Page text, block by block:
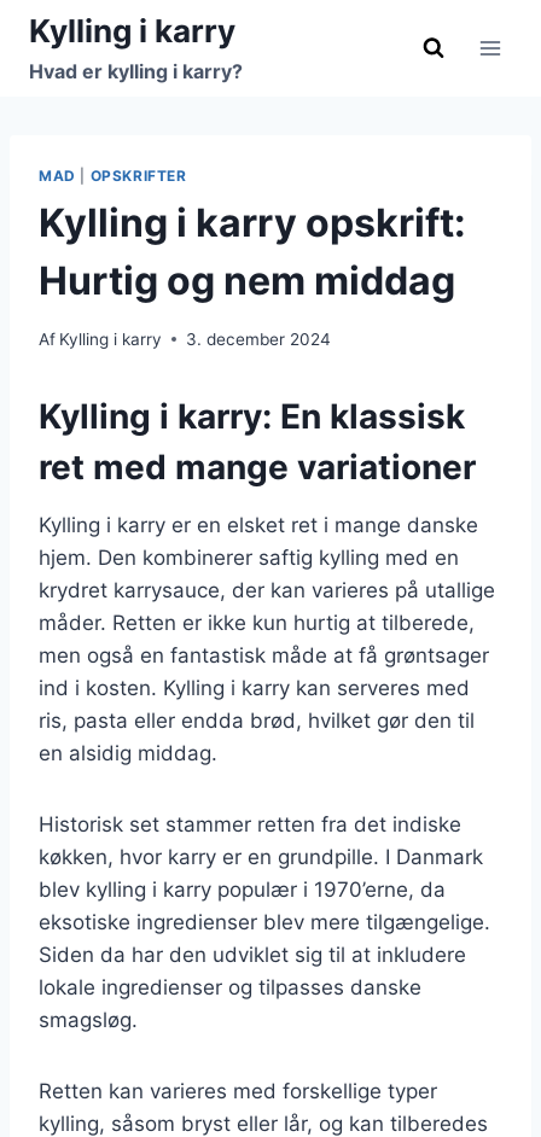
Fortsæt
indhold
Kylling i karry
Hvad er kylling i karry?
MAD OPSKRIFTER
Kylling i karry opskrift:
Hurtig og nem middag
Af Kylling i karry 3. december 2024
Kylling i karry: En klassisk
ret med mange variationer
Kylling i karry er en elsket ret i mange danske
hjem. Den kombinerer saftig kylling med en
krydret karrysauce, der kan varieres på utallige
måder. Retten er ikke kun hurtig at tilberede,
men også en fantastisk måde at få grøntsager
ind i kosten. Kylling i karry kan serveres med
ris, pasta eller endda brød, hvilket gør den til
en alsidig middag.
Historisk set stammer retten fra det indiske
køkken, hvor karry er en grundpille. I Danmark
blev kylling i karry populær i 1970’erne, da
eksotiske ingredienser blev mere tilgængelige.
Siden da har den udviklet sig til at inkludere
lokale ingredienser og tilpasses danske
smagsløg.
Retten kan varieres med forskellige typer
kylling, såsom bryst eller lår, og kan tilberedes